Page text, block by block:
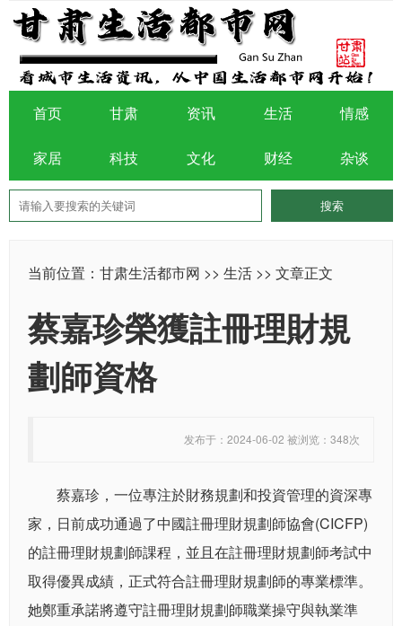
首页 甘肃 资讯 生活 情感
家居 科技 文化 财经 杂谈
当前位置： 甘肃生活都市网 >> 生活 >> 文章正文
蔡嘉珍榮獲註冊理財規
劃師資格
发布于：2024-06-02 被浏览：348次
蔡嘉珍，一位專注於財務規劃和投資管理的資深專
家，日前成功通過了中國註冊理財規劃師協會(CICFP)
的註冊理財規劃師課程，並且在註冊理財規劃師考試中
取得優異成績，正式符合註冊理財規劃師的專業標準。
她鄭重承諾將遵守註冊理財規劃師職業操守與執業準